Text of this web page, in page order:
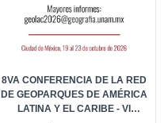
8VA CONFERENCIA DE LA RED
DE GEOPARQUES DE AMÉRICA
LATINA Y EL CARIBE - VI